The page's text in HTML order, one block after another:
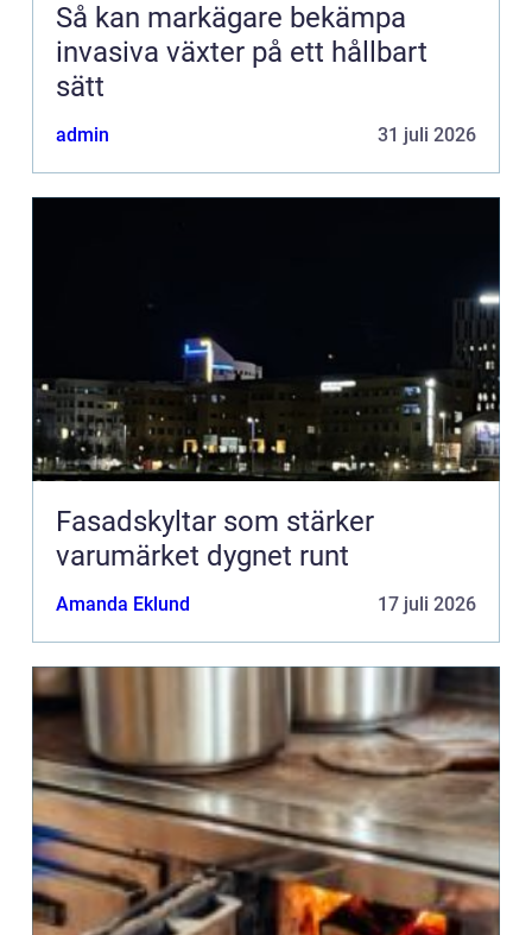
Så kan markägare bekämpa
invasiva växter på ett hållbart
sätt
admin 31 juli 2026
Fasadskyltar som stärker
varumärket dygnet runt
Amanda Eklund 17 juli 2026